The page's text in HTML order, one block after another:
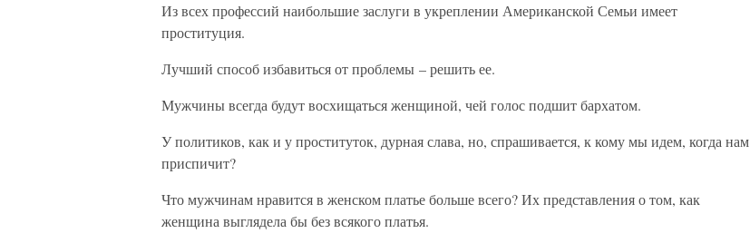
Из всех профессий наибольшие заслуги в укреплении Американской Семьи имеет
проституция.
Лучший способ избавиться от проблемы – решить ее.
Мужчины всегда будут восхищаться женщиной, чей голос подшит бархатом.
У политиков, как и у проституток, дурная слава, но, спрашивается, к кому мы идем, когда нам
приспичит?
Что мужчинам нравится в женском платье больше всего? Их представления о том, как
женщина выглядела бы без всякого платья.